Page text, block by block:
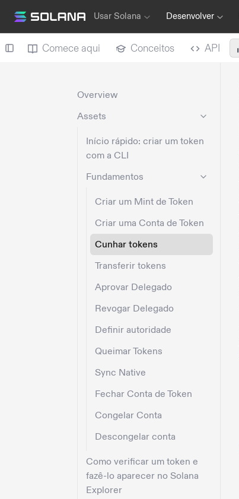
Usar Solana Desenvolver
Comece aqui Conceitos API
Overview
Assets
Início rápido: criar um token
com a CLI
Fundamentos
Criar um Mint de Token
Criar uma Conta de Token
Cunhar tokens
Transferir tokens
Aprovar Delegado
Revogar Delegado
Definir autoridade
Queimar Tokens
Sync Native
Fechar Conta de Token
Congelar Conta
Descongelar conta
Como verificar um token e
fazê-lo aparecer no Solana
Explorer